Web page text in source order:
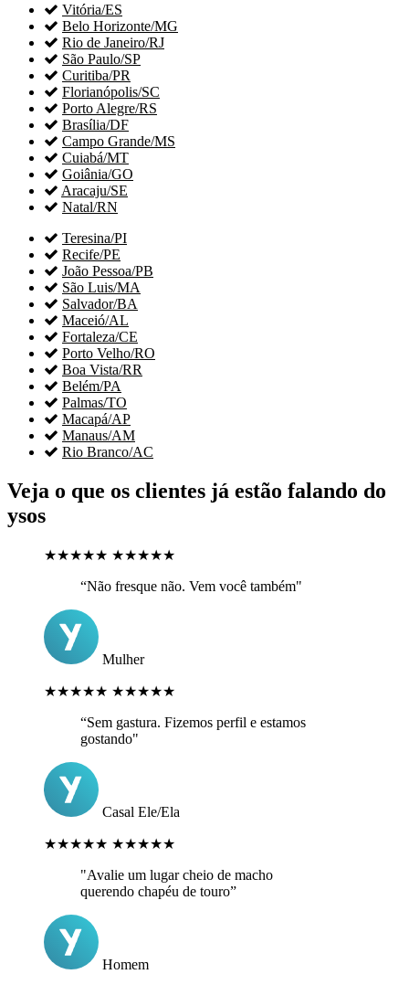
 Vitória/ES
 Belo Horizonte/MG
 Rio de Janeiro/RJ
 São Paulo/SP
 Curitiba/PR
 Florianópolis/SC
 Porto Alegre/RS
 Brasília/DF
 Campo Grande/MS
 Cuiabá/MT
 Goiânia/GO
 Aracaju/SE
 Natal/RN
 Teresina/PI
 Recife/PE
 João Pessoa/PB
 São Luis/MA
 Salvador/BA
 Maceió/AL
 Fortaleza/CE
 Porto Velho/RO
 Boa Vista/RR
 Belém/PA
 Palmas/TO
 Macapá/AP
 Manaus/AM
 Rio Branco/AC
Veja o que os clientes já estão falando do
ysos
★★★★★ ★★★★★
“Não fresque não. Vem você também"
Mulher
★★★★★ ★★★★★
“Sem gastura. Fizemos perfil e estamos
gostando"
Casal Ele/Ela
★★★★★ ★★★★★
"Avalie um lugar cheio de macho
querendo chapéu de touro”
Homem